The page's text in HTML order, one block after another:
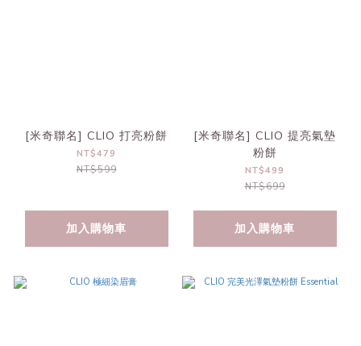
[米奇聯名] CLIO 打亮粉餅
NT$479
NT$599
加入購物車
[米奇聯名] CLIO 提亮氣墊
粉餅
NT$499
NT$699
加入購物車